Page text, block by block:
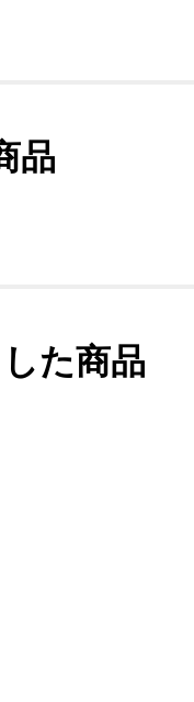
品
た商品